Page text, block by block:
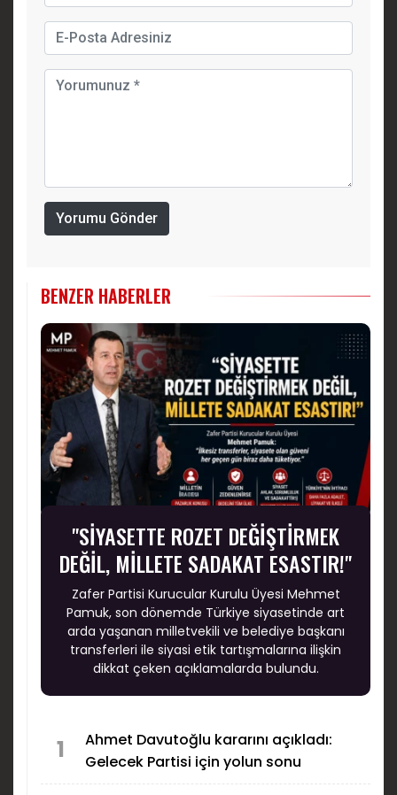
Yorumu Gönder
BENZER HABERLER
"SİYASETTE ROZET DEĞİŞTİRMEK
DEĞİL, MİLLETE SADAKAT ESASTIR!"
Zafer Partisi Kurucular Kurulu Üyesi Mehmet
Pamuk, son dönemde Türkiye siyasetinde art
arda yaşanan milletvekili ve belediye başkanı
transferleri ile siyasi etik tartışmalarına ilişkin
dikkat çeken açıklamalarda bulundu.
1
Ahmet Davutoğlu kararını açıkladı:
Gelecek Partisi için yolun sonu